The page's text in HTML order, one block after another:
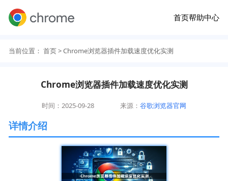
首页帮助中心
当前位置： 首页> Chrome浏览器插件加载速度优化实测
Chrome浏览器插件加载速度优化实测
时间：2025-09-28 来源：谷歌浏览器官网
详情介绍